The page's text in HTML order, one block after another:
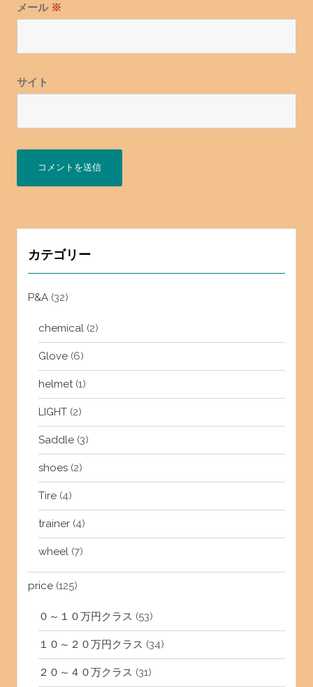
メール ※
サイト
カテゴリー
P&A(32)
chemical(2)
Glove(6)
helmet(1)
LIGHT(2)
Saddle(3)
shoes(2)
Tire(4)
trainer(4)
wheel(7)
price(125)
０～１０万円クラス (53)
１０～２０万円クラス (34)
２０～４０万クラス (31)